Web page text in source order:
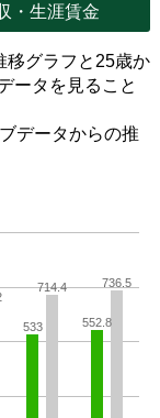
・生涯賃金
移グラフと25歳か
ータを見ること
データからの推
533
552.8
714.4 736.5